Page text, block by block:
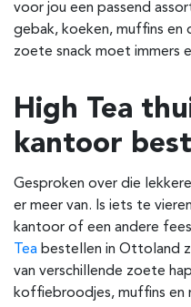
voor jou een passend
gebak, koeken, muffins
zoete snack moet immers
High Tea
kantoor
Gesproken over die
er meer van. Is iets te
kantoor of een andere
Tea bestellen in Ottoland
van verschillende zoete
koffiebroodjes, muffins en